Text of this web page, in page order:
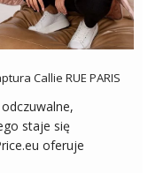
Callie RUE PARIS
staje się
oferuje